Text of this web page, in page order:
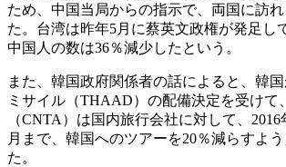
ため、中国当局からの指示で、両国に訪
た。台湾は昨年5月に蔡英文政権が発足し
中国人の数は36％減少したという。
また、韓国政府関係者の話によると、韓
ミサイル（THAAD）の配備決定を受けて
（CNTA）は国内旅行会社に対して、
月まで、韓国へのツアーを20％減らすよ
た。